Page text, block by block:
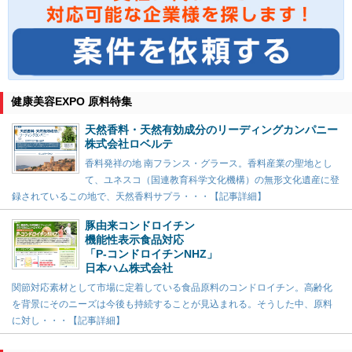
健康美容EXPO 原料特集
天然香料・天然有効成分のリーディングカンパニー
株式会社ロベルテ
香料発祥の地 南フランス・グラース。香料産業の聖地とし
て、ユネスコ（国連教育科学文化機構）の無形文化遺産に登
録されているこの地で、天然香料サプラ・・・【記事詳細】
豚由来コンドロイチン
機能性表示食品対応
「P-コンドロイチンNHZ」
日本ハム株式会社
関節対応素材として市場に定着している食品原料のコンドロイチン。高齢化
を背景にそのニーズは今後も持続することが見込まれる。そうした中、原料
に対し・・・【記事詳細】